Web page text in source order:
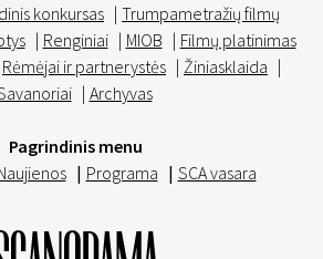
konkursas | Trumpametražių filmų
| Renginiai | MIOB | Filmų platinimas
Rėmėjai ir partnerystės | Žiniasklaida |
| Archyvas
Pagrindinis menu
| Programa | SCA vasara